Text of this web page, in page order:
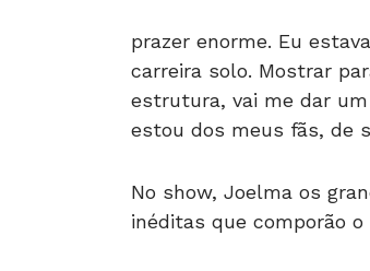
prazer enorme. Eu
carreira solo. Mostrar
estrutura, vai me dar
estou dos meus fãs, de
No show, Joelma os
inéditas que comporão o